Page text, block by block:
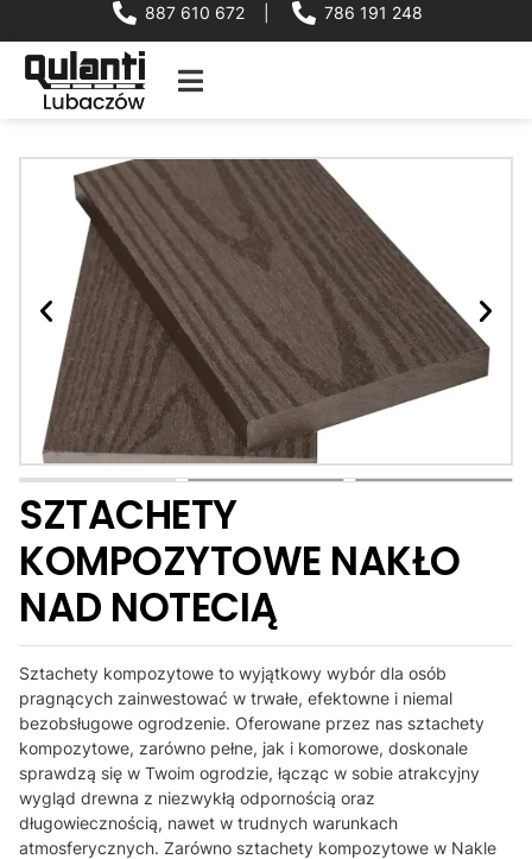
887 610 672 786 191 248
SZTACHETY
KOMPOZYTOWE NAKŁO
NAD NOTECIĄ
Sztachety kompozytowe to wyjątkowy wybór dla osób
pragnących zainwestować w trwałe, efektowne i niemal
bezobsługowe ogrodzenie. Oferowane przez nas sztachety
kompozytowe, zarówno pełne, jak i komorowe, doskonale
sprawdzą się w Twoim ogrodzie, łącząc w sobie atrakcyjny
wygląd drewna z niezwykłą odpornością oraz
długowiecznością, nawet w trudnych warunkach
atmosferycznych. Zarówno sztachety kompozytowe w Nakle